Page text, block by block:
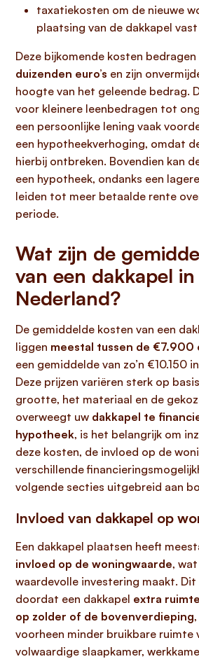
taxatiekosten om de nieuwe
plaatsing van de dakkapel
Deze bijkomende kosten bedragen
duizenden euro’s en zijn
hoogte van het geleende bedrag.
voor kleinere leenbedragen tot
een persoonlijke lening vaak
een hypotheekverhoging, omdat
hierbij ontbreken. Bovendien kan
een hypotheek, ondanks een
leiden tot meer betaalde rente
periode.
Wat zijn de
van een dakkapel in
Nederland?
De gemiddelde kosten van een
liggen meestal tussen de €7.900
een gemiddelde van zo’n €10.150
Deze prijzen variëren sterk op
grootte, het materiaal en de
overweegt uw dakkapel te
hypotheek, is het belangrijk om
deze kosten, de invloed op de
verschillende
volgende secties uitgebreid aan
Invloed van dakkapel op
Een dakkapel plaatsen heeft
invloed op de woningwaarde,
waardevolle investering maakt.
doordat een dakkapel extra
op zolder of de bovenverdieping
voorheen minder bruikbare ruimte
volwaardige slaapkamer,